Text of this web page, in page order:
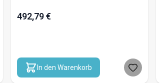
492,79 €
In den Warenkorb